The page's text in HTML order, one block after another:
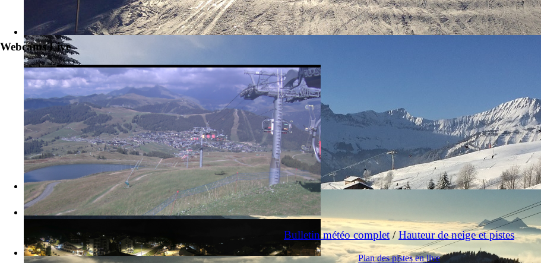
Webcams Live
La station des Saisies et le Mont-Blanc Bulletin météo complet/Hauteur de neige et pistes
Plan des pistes en live